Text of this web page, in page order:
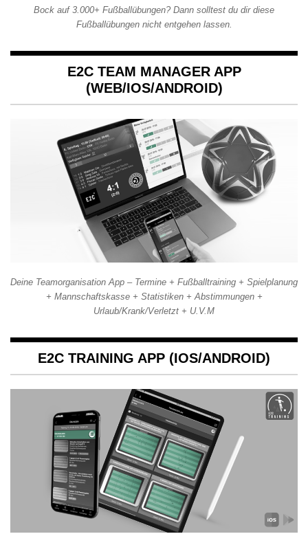
Bock auf 3.000+ Fußballübungen? Dann solltest du dir diese
Fußballübungen nicht entgehen lassen.
E2C TEAM MANAGER APP
(WEB/IOS/ANDROID)
Deine Teamorganisation App – Termine + Fußballtraining + Spielplanung
+ Mannschaftskasse + Statistiken + Abstimmungen +
Urlaub/Krank/Verletzt + U.V.M
E2C TRAINING APP (IOS/ANDROID)